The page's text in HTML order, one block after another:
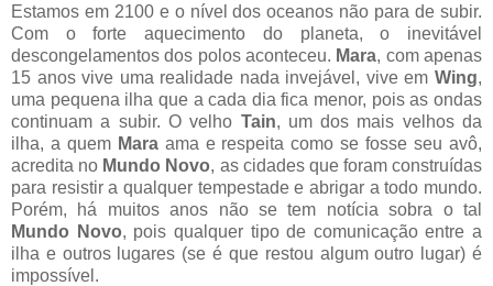
Estamos em 2100 e o nível dos oceanos não para de subir.
Com o forte aquecimento do planeta, o inevitável
descongelamentos dos polos aconteceu. Mara, com apenas
15 anos vive uma realidade nada invejável, vive em Wing,
uma pequena ilha que a cada dia fica menor, pois as ondas
continuam a subir. O velho Tain, um dos mais velhos da
ilha, a quemMaraama e respeita como se fosse seu avô,
acredita no Mundo Novo, as cidades que foram construídas
para resistir a qualquer tempestade e abrigar a todo mundo.
Porém, há muitos anos não se tem notícia sobra o tal
Mundo Novo, pois qualquer tipo de comunicação entre a
ilha e outros lugares (se é que restou algum outro lugar) é
impossível.